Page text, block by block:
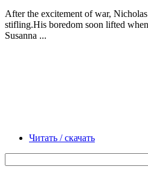
After the excitement of war,
stifling.His boredom soon lifted
Susanna ...
Читать / скачать